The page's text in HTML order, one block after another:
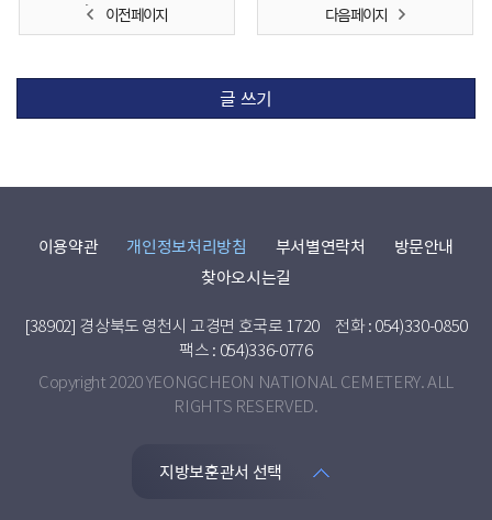
이전 페이지 다음 페이지
글 쓰기
이용약관 개인정보처리방침 부서별연락처
방문안내
찾아오시는길
[38902] 경상북도 영천시 고경면 호국로 1720
전화 : 054)330-0850
팩스 : 054)336-0776
Copyright 2020 YEONGCHEON NATIONAL CEMETERY. ALL
RIGHTS RESERVED.
지방보훈관서 선택